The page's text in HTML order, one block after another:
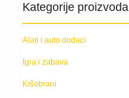
Kategorije proizvoda
Alati i auto dodaci
Igra i zabava
Kišobrani